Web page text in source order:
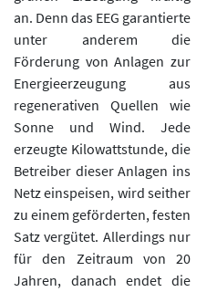
an. Denn das EEG garantierte
unter anderem die
Förderung von Anlagen zur
Energieerzeugung aus
regenerativen Quellen wie
Sonne und Wind. Jede
erzeugte Kilowattstunde, die
Betreiber dieser Anlagen ins
Netz einspeisen, wird seither
zu einem geförderten, festen
Satz vergütet. Allerdings nur
für den Zeitraum von 20
Jahren, danach endet die